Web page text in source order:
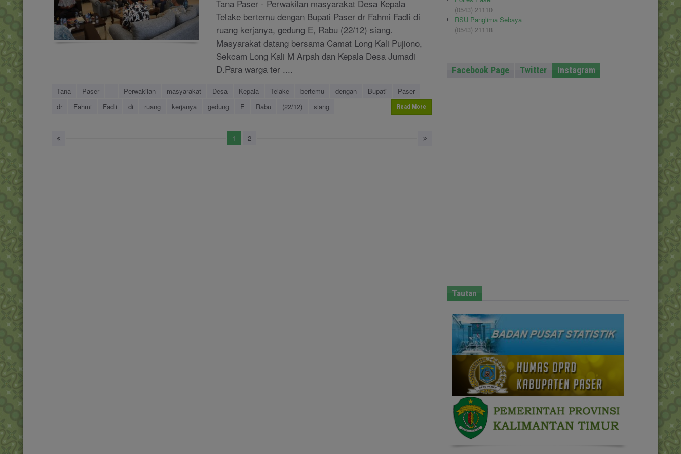
Tana Paser - Perwakilan masyarakat Desa Kepala
Telake bertemu dengan Bupati Paser dr Fahmi Fadli di
ruang kerjanya, gedung E, Rabu (22/12) siang.
Masyarakat datang bersama Camat Long Kali Pujiono,
Sekcam Long Kali M Arpah dan Kepala Desa Jumadi
D.Para warga ter ....
Tana Paser - Perwakilan masyarakat Desa Kepala Telake bertemu dengan Bupati
Paser
dr
Fahmi Fadli di ruang kerjanya gedung E Rabu (22/12) siang Read More
1 2
(0543) 21110
RSU Panglima Sebaya
(0543) 21118
Facebook Page Twitter Instagram
Tautan